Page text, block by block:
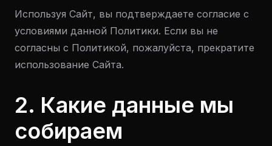
Используя Сайт, вы подтверждаете согласие с
условиями данной Политики. Если вы не
согласны с Политикой, пожалуйста, прекратите
использование Сайта.
2. Какие данные мы
собираем